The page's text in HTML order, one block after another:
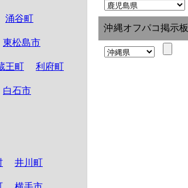
涌谷町
東松島市
王町 利府町
白石市
井川町
沖縄オフパコ掲示板